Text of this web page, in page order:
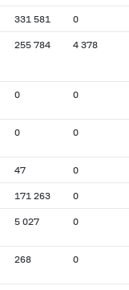
331 581 0
255 784 4 378
0 0
0 0
47 0
171 263 0
5 027 0
268 0